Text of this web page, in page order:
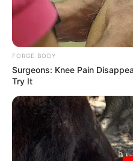
FORGE BODY
Surgeons: Knee Pain
Try It